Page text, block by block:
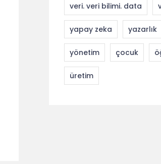
veri. veri bilimi. data
yapay zeka yazarlık
yönetim çocuk
üretim